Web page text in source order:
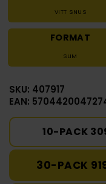
VITT SNUS
FORMAT
SLIM
SKU: 407917
EAN:
10-PACK
30-PACK